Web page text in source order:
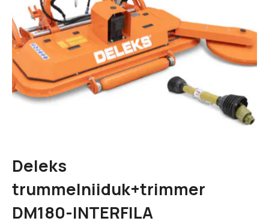
Deleks
trummelniiduk+trimmer
DM180-INTERFILA